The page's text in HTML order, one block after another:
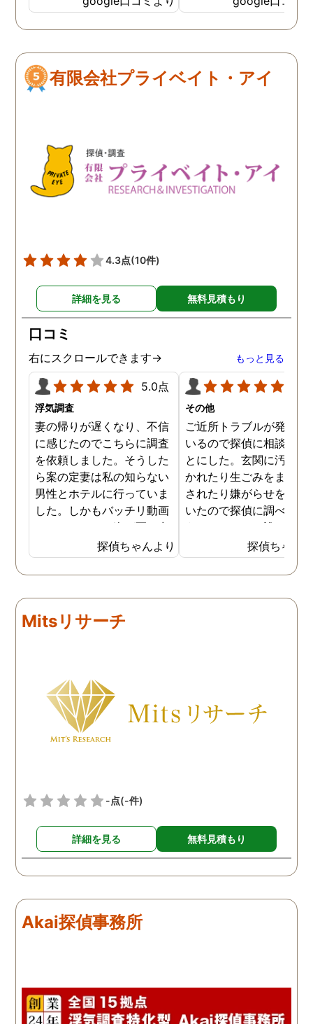
良く暮らせてます！！
当時の私と同じように思
れば、まずは相談だけで
してみられたらいかがか
と思います。
有限会社プライベイト・アイ
4.3点(10件)
詳細を見る 無料見積もり
口コミ
右にスクロールできます→ もっと見る
5.0点
浮気調査
妻の帰りが遅くなり、不信
に感じたのでこちらに調査
を依頼しました。そうした
ら案の定妻は私の知らない
男性とホテルに行っていま
した。しかもバッチリ動画
でキスしている姿が写し出
されていました。本当にシ
ョックでしたが、これでス
ッキリしました。裁判では
士と一緒に戦っていこうと
思います。探偵に支払った
れからもサポートしていき
ますから。」と言う探偵か
らの言葉には本当に励まさ
れました。これからも弁護
士同様にサポートをお願い
探偵ちゃんより
その他
ご近所トラブルが発生し
いるので探偵に相談する
とにした。玄関に汚物を
かれたり生ごみをまき散
されたり嫌がらせを受け
いたので探偵に調べても
うことにした。誰がやっ
いるのか何が原因なのか
べてもらうと隣の奥さん
った。痴呆症が進み被害
だ。普段は普通なのに夜
探偵ちゃん
Mitsリサーチ
-点(-件)
詳細を見る 無料見積もり
Akai探偵事務所